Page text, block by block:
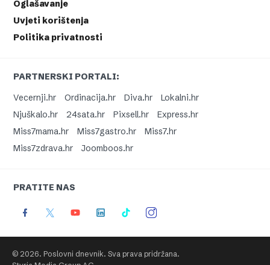
Oglašavanje
Uvjeti korištenja
Politika privatnosti
PARTNERSKI PORTALI:
Vecernji.hr
Ordinacija.hr Diva.hr
Lokalni.hr
Njuškalo.hr
24sata.hr Pixsell.hr
Express.hr
Miss7mama.hr
Miss7gastro.hr
Miss7.hr
Miss7zdrava.hr
Joomboos.hr
PRATITE NAS
© 2026. Poslovni dnevnik. Sva prava pridržana.